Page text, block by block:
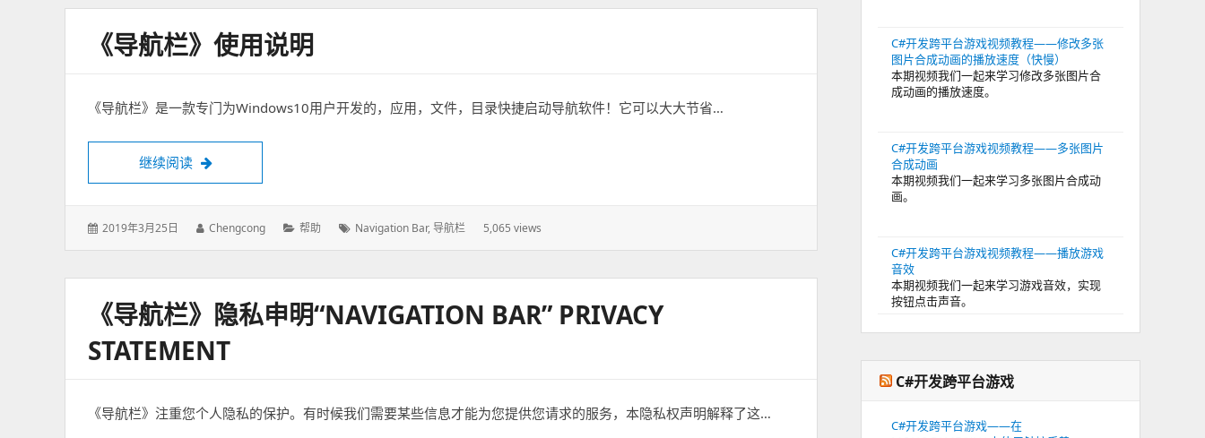
《导航栏》使用说明
《导航栏》是一款专门为Windows10用户开发的，应用，文件，目录快捷启动导航软件！它可以大大节省…
继续阅读 《导航栏》使用说明
发
2019年3月25日
作
Chengcong
分
帮助
标
Navigation Bar,导航栏 5,065 views
《导航栏》隐私申明“NAVIGATION BAR” PRIVACY
STATEMENT
《导航栏》注重您个人隐私的保护。有时候我们需要某些信息才能为您提供您请求的服务，本隐私权声明解释了这…
C#开发跨平台游戏视频教程——修改多张
图片合成动画的播放速度（快慢）
本期视频我们一起来学习修改多张图片合
成动画的播放速度。
C#开发跨平台游戏视频教程——多张图片
合成动画
本期视频我们一起来学习多张图片合成动
画。
C#开发跨平台游戏视频教程——播放游戏
音效
本期视频我们一起来学习游戏音效，实现
按钮点击声音。
C#开发跨平台游戏
C#开发跨平台游戏——在